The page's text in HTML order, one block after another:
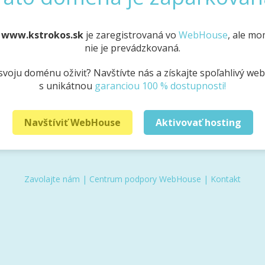
www.kstrokos.sk je zaregistrovaná vo WebHouse, ale
nie je prevádzkovaná.
doménu oživiť? Navštívte nás a získajte spoľahlivý
s unikátnou garanciou 100 % dostupnosti!
Navštíviť WebHouse Aktivovať hosting
Zavolajte nám | Centrum podpory WebHouse | Kontakt